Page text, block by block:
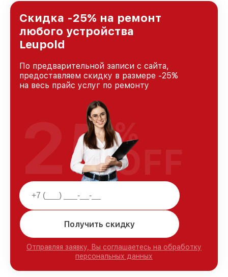
Санкт-Петербурге, постоянно повышая
уровень доверия и лояльности наших
клиентов.
Скидка -25% на ремонт
любого устройства
Leupold
По предварительной записи с сайта,
предоставляем скидку в размере -25%
на весь прайс услуг по ремонту
Получить скидку
Отправляя заявку, Вы соглашаетесь на обработку
персональных данных
25%
OFF